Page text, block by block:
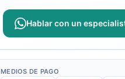
Hablar con un
MEDIOS DE PAGO